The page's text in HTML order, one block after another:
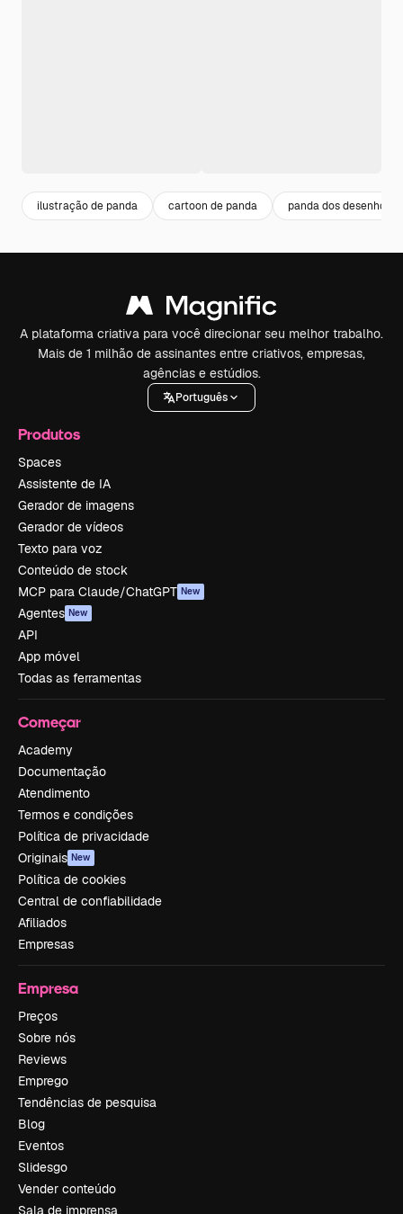
ilustração de panda cartoon de panda panda dos desenhos
A plataforma criativa para você direcionar seu melhor trabalho.
Mais de 1 milhão de assinantes entre criativos, empresas,
agências e estúdios.
Português
Produtos
Spaces
Assistente de IA
Gerador de imagens
Gerador de vídeos
Texto para voz
Conteúdo de stock
MCP para Claude/ChatGPT New
Agentes New
API
App móvel
Todas as ferramentas
Começar
Academy
Documentação
Atendimento
Termos e condições
Política de privacidade
Originais New
Política de cookies
Central de confiabilidade
Afiliados
Empresas
Empresa
Preços
Sobre nós
Reviews
Emprego
Tendências de pesquisa
Blog
Eventos
Slidesgo
Vender conteúdo
Sala de imprensa